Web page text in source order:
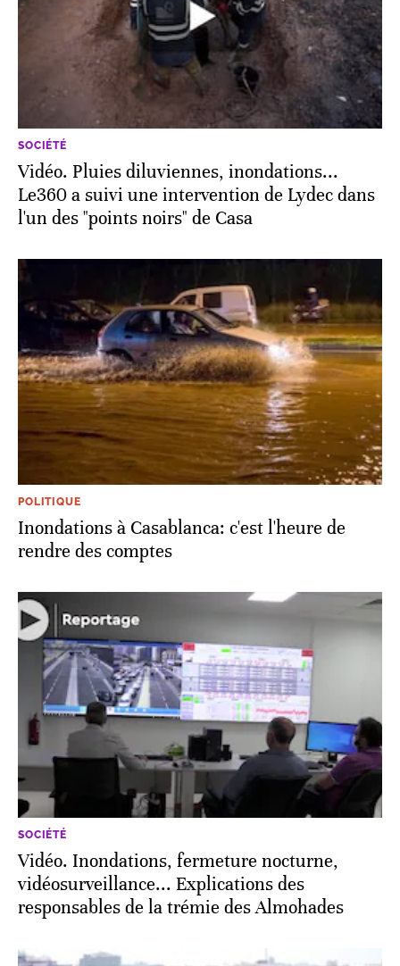
SOCIÉTÉ
Vidéo. Pluies diluviennes, inondations...
Le360 a suivi une intervention de Lydec dans
l'un des "points noirs" de Casa
POLITIQUE
Inondations à Casablanca: c'est l'heure de
rendre des comptes
SOCIÉTÉ
Vidéo. Inondations, fermeture nocturne,
vidéosurveillance... Explications des
responsables de la trémie des Almohades